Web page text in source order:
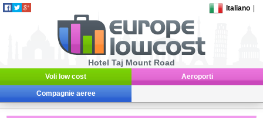
Italiano
Hotel Taj Mount Road
Voli low cost Aeroporti
Compagnie aeree